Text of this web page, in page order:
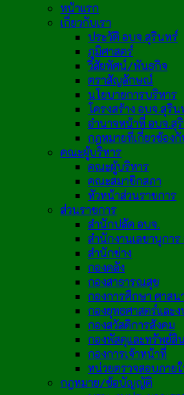
หน้าแรก
เกี่ยวกับเรา
ประวัติ อบจ.สุรินทร์
ภูมิศาสตร์
วิสัยทัศน์/พันธกิจ
ตราสัญลักษณ์
นโยบายการบริหาร
โครงสร้าง อบจ.สุริน
อำนาจหน้าที่ อบจ.สุ
กฎหมายที่เกี่ยวข้อง
คณะผู้บริหาร
คณะผู้บริหาร
คณะสมาชิกสภา
หัวหน้าส่วนราชการ
ส่วนราชการ
สำนักปลัด อบจ.
สำนักงานเลขานุการ
สำนักช่าง
กองคลัง
กองสาธารณสุข
กองการศึกษา ศาส
กองยุทธศาสตร์และ
กองสวัสดิการสังคม
กองพัสดุและทรัพย์สิน
กองการเจ้าหน้าที่
หน่วยตรวจสอบภาย
กฎหมาย/ข้อบัญญัติ